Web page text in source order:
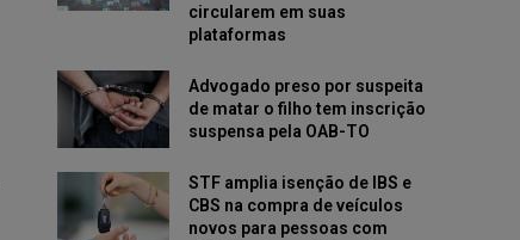
circularem em suas
plataformas
Advogado preso por suspeita
de matar o filho tem inscrição
suspensa pela OAB-TO
STF amplia isenção de IBS e
CBS na compra de veículos
novos para pessoas com